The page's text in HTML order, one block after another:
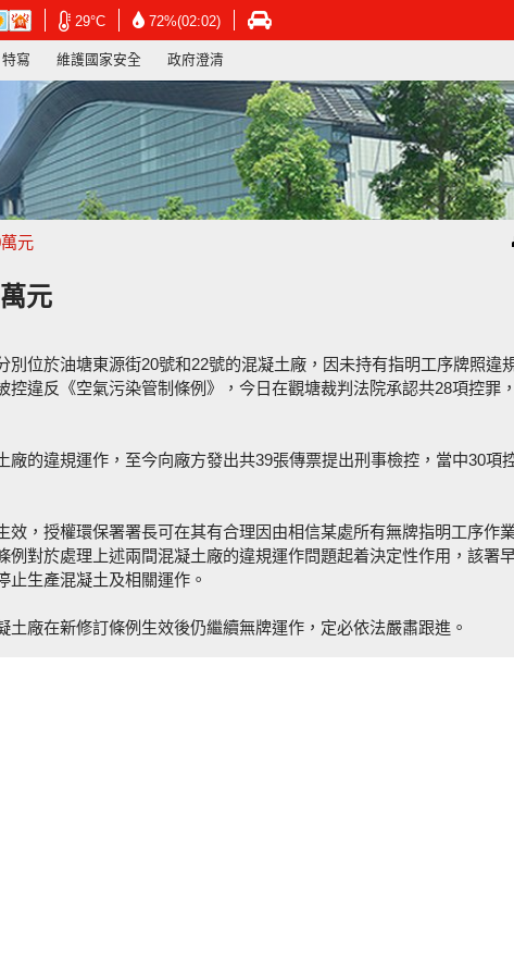
29°C在
新
視
窗
開
啟
連
結
-
香
港
72%(02:02)在
新
視
窗
啟
連
結
-
香
港
在
新
窗
開
啟
連
結
-
香
特寫 維護國家安全 政府澄清
元
元
位於油塘東源街20號和22號的混凝土廠，因未持有指明工序牌照違
違反《空氣污染管制條例》，今日在觀塘裁判法院承認共28項控罪
的違規運作，至今向廠方發出共39張傳票提出刑事檢控，當中30項
效，授權環保署署長可在其有合理因由相信某處所有無牌指明工序作
例對於處理上述兩間混凝土廠的違規運作問題起着決定性作用，該署
止生產混凝土及相關運作。
廠在新修訂條例生效後仍繼續無牌運作，定必依法嚴肅跟進。